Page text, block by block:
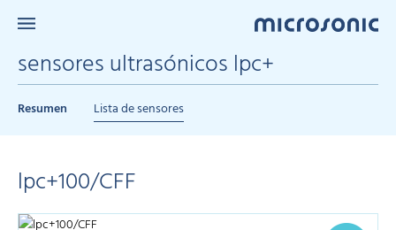
sensores ultrasónicos lpc+
Resumen Lista de sensores
lpc+100/CFF